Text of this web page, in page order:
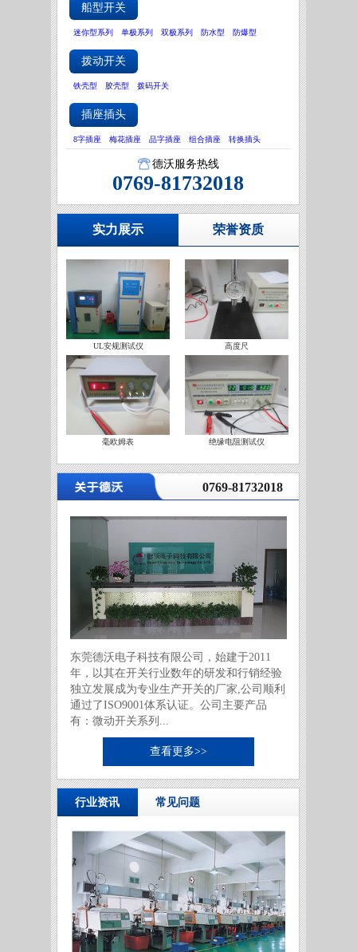
船型开关
迷你型系列 单极系列 双极系列 防水型 防爆型
拨动开关
铁壳型 胶壳型 拨码开关
插座插头
8字插座 梅花插座 品字插座 组合插座 转换插头
德沃服务热线
0769-81732018
实力展示 荣誉资质
UL安规测试仪 高度尺
毫欧姆表 绝缘电阻测试仪
0769-81732018
东莞德沃电子科技有限公司，始建于2011
年，以其在开关行业数年的研发和行销经验
独立发展成为专业生产开关的厂家,公司顺利
通过了ISO9001体系认证。公司主要产品
有：微动开关系列...
查看更多>>
行业资讯 常见问题